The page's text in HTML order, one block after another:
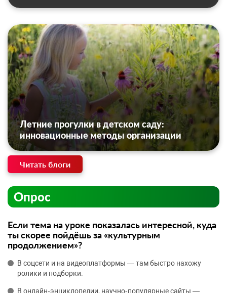
Летние прогулки в детском саду:
инновационные методы организации
Читать блоги
Опрос
Если тема на уроке показалась интересной, куда
ты скорее пойдёшь за «культурным
продолжением»?
В соцсети и на видеоплатформы — там быстро нахожу
ролики и подборки.
В онлайн‑энциклопедии, научно‑популярные сайты —